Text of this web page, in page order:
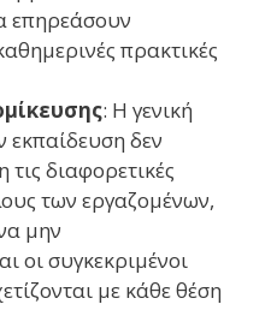
επηρεάσουν
πρακτικές
: Η γενική
εκπαίδευση δεν
διαφορετικές
των εργαζομένων,
μην
οι συγκεκριμένοι
με κάθε θέση